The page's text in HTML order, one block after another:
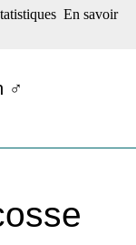
♂
En savoir